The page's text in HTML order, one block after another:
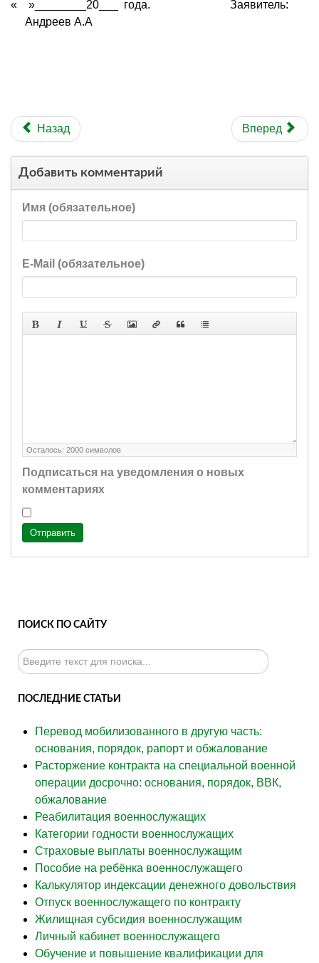
« »________20___ года. Заявитель:
Андреев А.А
Назад Вперед
Добавить комментарий
Имя (обязательное)
E-Mail (обязательное)
Осталось: 2000 символов
Подписаться на уведомления о новых
комментариях
Отправить
ПОИСК ПО САЙТУ
Искать...
ПОСЛЕДНИЕ СТАТЬИ
Перевод мобилизованного в другую часть:
основания, порядок, рапорт и обжалование
Расторжение контракта на специальной военной
операции досрочно: основания, порядок, ВВК,
обжалование
Реабилитация военнослужащих
Категории годности военнослужащих
Страховые выплаты военнослужащим
Пособие на ребёнка военнослужащего
Калькулятор индексации денежного довольствия
Отпуск военнослужащего по контракту
Жилищная субсидия военнослужащим
Личный кабинет военнослужащего
Обучение и повышение квалификации для